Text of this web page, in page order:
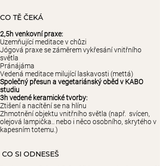
CO TĚ ČEKÁ
2,5h venkovní praxe:
Uzemňující meditace v chůzi
Jógová praxe se záměrem vykřesání vnitřního
světla
Pránájáma
Vedená meditace milující laskavosti (mettá)
Společný přesun a vegetariánský oběd v KABO
studiu
3h vedené keramické tvorby:
Ztišení a nacítění se na hlínu
Zhmotnění objektu vnitřního světla (např. svícen,
olejová lampička.. nebo i něco osobního, skrytého v
kapesním totemu.)
CO SI ODNESEŠ